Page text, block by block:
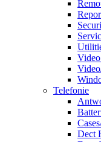
Telefonie
Dect